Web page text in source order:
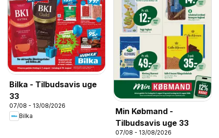
Bilka - Tilbudsavis uge
33
07/08 - 13/08/2026
Bilka
Min Købmand -
Tilbudsavis uge 33
07/08 - 13/08/2026